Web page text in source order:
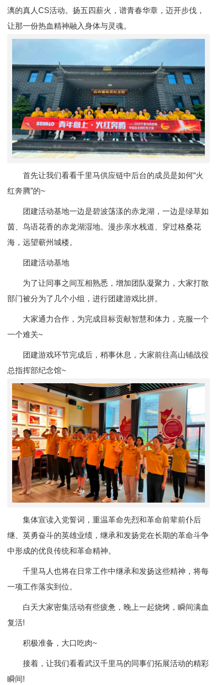
漓的真人CS活动。扬五四薪火，谱青春华章，迈开步伐，
让那一份热血精神融入身体与灵魂。
首先让我们看看千里马供应链中后台的成员是如何“火
红奔腾”的~
团建活动基地一边是碧波荡漾的赤龙湖，一边是绿草如
茵、鸟语花香的赤龙湖湿地。漫步亲水栈道、穿过格桑花
海，远望蕲州城楼。
团建活动基地
为了让同事之间互相熟悉，增加团队凝聚力，大家打散
部门被分为了几个小组，进行团建游戏比拼。
大家通力合作，为完成目标贡献智慧和体力，克服一个
一个难关~
团建游戏环节完成后，稍事休息，大家前往高山铺战役
总指挥部纪念馆~
集体宣读入党誓词，重温革命先烈和革命前辈前仆后
继、英勇奋斗的英雄业绩，继承和发扬党在长期的革命斗争
中形成的优良传统和革命精神。
千里马人也将在日常工作中继承和发扬这些精神，将每
一项工作落实到位。
白天大家密集活动有些疲惫，晚上一起烧烤，瞬间满血
复活!
积极准备，大口吃肉~
接着，让我们看看武汉千里马的同事们拓展活动的精彩
瞬间!